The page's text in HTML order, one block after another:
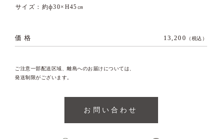
サイズ：約ф30×H45㎝
価 格 13,200 （税込）
ご注意一部配送区域、離島へのお届けについては、
発送制限がございます。
お問い合わせ